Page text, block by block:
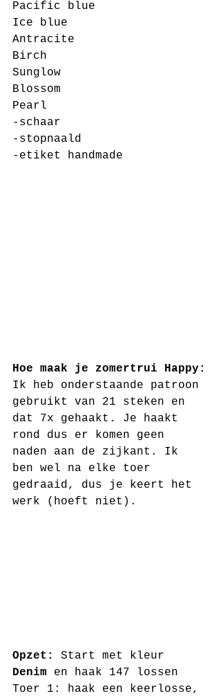
Pacific blue
Ice blue
Antracite
Birch
Sunglow
Blossom
Pearl
-schaar
-stopnaald
-etiket handmade
Hoe maak je zomertrui Happy:
Ik heb onderstaande patroon
gebruikt van 21 steken en
dat 7x gehaakt. Je haakt
rond dus er komen geen
naden aan de zijkant. Ik
ben wel na elke toer
gedraaid, dus je keert het
werk (hoeft niet).
Opzet:
Start met kleur
Denim en haak 147 lossen
Toer 1: haak een keerlosse,